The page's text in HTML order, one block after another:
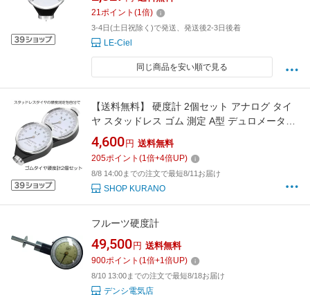
可]
21ポイント (1倍)
3-4日(土日祝除く)で発送、発送後2-3日後着
LE-Ciel
同じ商品を安い順で見る
【送料無料】 硬度計 2個セット アナログ タイ
ヤ スタッドレス ゴム 測定 A型 デュロメーター
ジュロメーター 金属 冬 夏 タイヤ シリコン ワ
ックス ゴム ロール ホース GOMA
4,600 円 送料無料
205ポイント (1倍+4倍UP)
8/8 14:00までの注文で最短8/11お届け
SHOP KURANO
フルーツ硬度計
49,500 円 送料無料
900ポイント (1倍+1倍UP)
8/10 13:00までの注文で最短8/18お届け
デンシ電気店